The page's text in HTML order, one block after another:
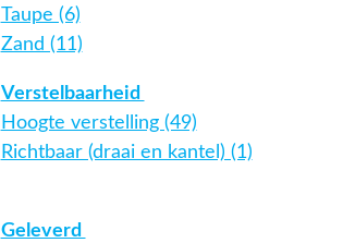
Taupe (6)
Zand (11)
Verstelbaarheid
Hoogte verstelling (49)
Richtbaar (draai en kantel) (1)
Geleverd